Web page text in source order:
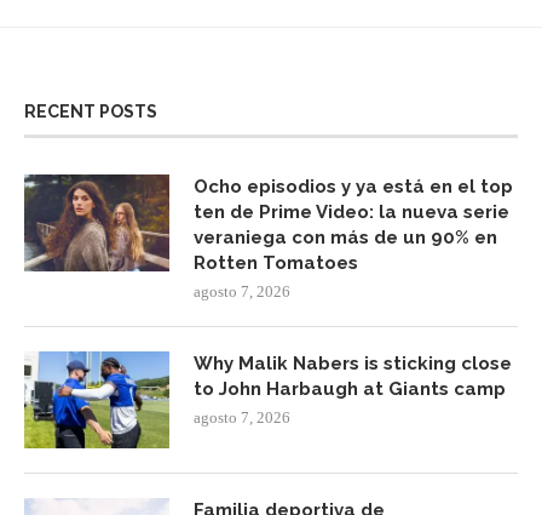
RECENT POSTS
Ocho episodios y ya está en el top
ten de Prime Video: la nueva serie
veraniega con más de un 90% en
Rotten Tomatoes
agosto 7, 2026
Why Malik Nabers is sticking close
to John Harbaugh at Giants camp
agosto 7, 2026
Familia deportiva de